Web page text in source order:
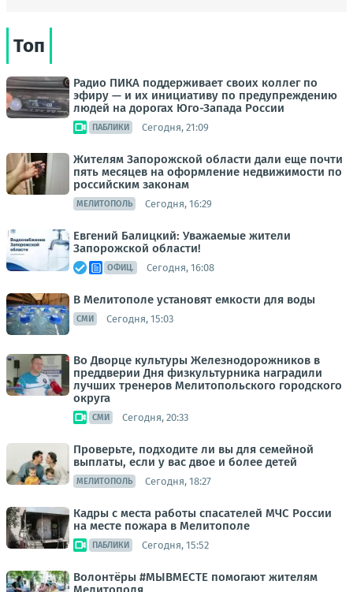
Топ
Радио ПИКА поддерживает своих коллег по
эфиру — и их инициативу по предупреждению
людей на дорогах Юго-Запада России
ПАБЛИКИ Сегодня, 21:09
Жителям Запорожской области дали еще почти
пять месяцев на оформление недвижимости по
российским законам
МЕЛИТОПОЛЬ Сегодня, 16:29
Евгений Балицкий: Уважаемые жители
Запорожской области!
ОФИЦ. Сегодня, 16:08
В Мелитополе установят емкости для воды
СМИ Сегодня, 15:03
Во Дворце культуры Железнодорожников в
преддверии Дня физкультурника наградили
лучших тренеров Мелитопольского городского
округа
СМИ Сегодня, 20:33
Проверьте, подходите ли вы для семейной
выплаты, если у вас двое и более детей
МЕЛИТОПОЛЬ Сегодня, 18:27
Кадры с места работы спасателей МЧС России
на месте пожара в Мелитополе
ПАБЛИКИ Сегодня, 15:52
Волонтёры #МЫВМЕСТЕ помогают жителям